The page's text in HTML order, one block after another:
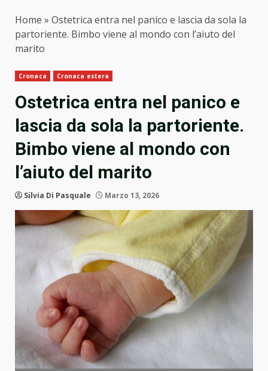
Home » Ostetrica entra nel panico e lascia da sola la
partoriente. Bimbo viene al mondo con l’aiuto del
marito
Cronaca Cronaca estera
Ostetrica entra nel panico e
lascia da sola la partoriente.
Bimbo viene al mondo con
l’aiuto del marito
Silvia Di Pasquale Marzo 13, 2026